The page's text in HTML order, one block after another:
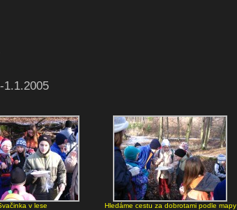
1.1.2005
v lese Hledáme cestu za dobrotami podle mapy